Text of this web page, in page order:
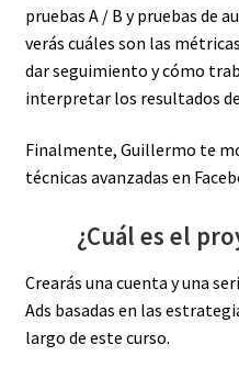
pruebas A / B y pruebas de
verás cuáles son las
dar seguimiento y cómo
interpretar los resultados
Finalmente, Guillermo te
técnicas avanzadas en
¿Cuál es el
Crearás una cuenta y una
Ads basadas en las
largo de este curso.